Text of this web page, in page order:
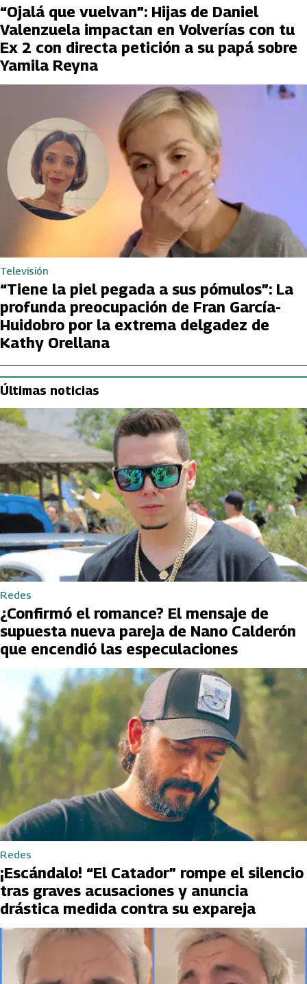
“Ojalá que vuelvan”: Hijas de Daniel
Valenzuela impactan en Volverías con tu
Ex 2 con directa petición a su papá sobre
Yamila Reyna
Televisión
“Tiene la piel pegada a sus pómulos”: La
profunda preocupación de Fran García-
Huidobro por la extrema delgadez de
Kathy Orellana
Últimas noticias
Redes
¿Confirmó el romance? El mensaje de
supuesta nueva pareja de Nano Calderón
que encendió las especulaciones
Redes
¡Escándalo! “El Catador” rompe el silencio
tras graves acusaciones y anuncia
drástica medida contra su expareja